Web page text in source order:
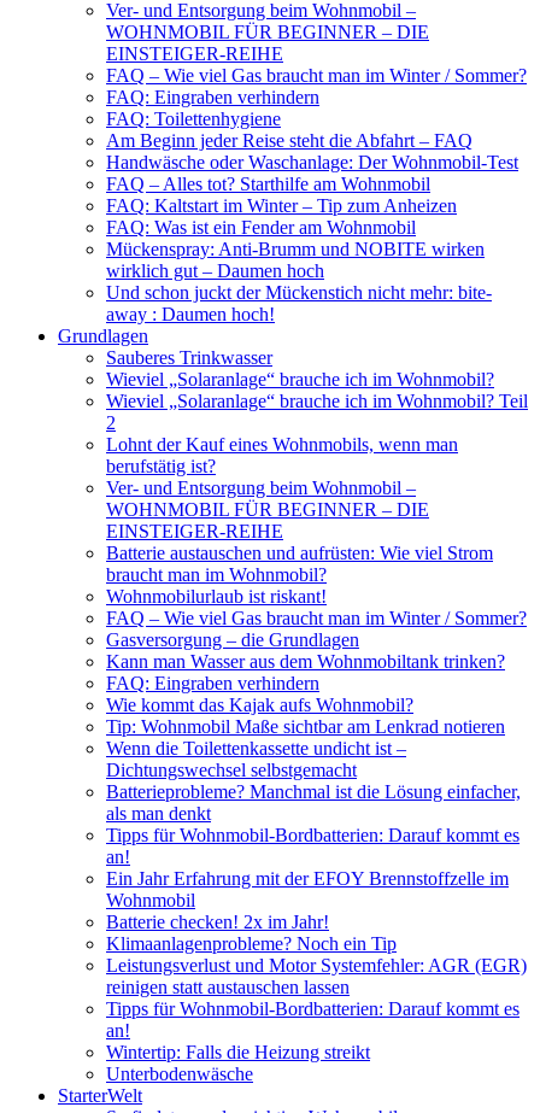
Ver- und Entsorgung beim Wohnmobil –
WOHNMOBIL FÜR BEGINNER – DIE
EINSTEIGER-REIHE
FAQ – Wie viel Gas braucht man im Winter / Sommer?
FAQ: Eingraben verhindern
FAQ: Toilettenhygiene
Am Beginn jeder Reise steht die Abfahrt – FAQ
Handwäsche oder Waschanlage: Der Wohnmobil-Test
FAQ – Alles tot? Starthilfe am Wohnmobil
FAQ: Kaltstart im Winter – Tip zum Anheizen
FAQ: Was ist ein Fender am Wohnmobil
Mückenspray: Anti-Brumm und NOBITE wirken
wirklich gut – Daumen hoch
Und schon juckt der Mückenstich nicht mehr: bite-
away : Daumen hoch!
Grundlagen
Sauberes Trinkwasser
Wieviel „Solaranlage“ brauche ich im Wohnmobil?
Wieviel „Solaranlage“ brauche ich im Wohnmobil? Teil
2
Lohnt der Kauf eines Wohnmobils, wenn man
berufstätig ist?
Ver- und Entsorgung beim Wohnmobil –
WOHNMOBIL FÜR BEGINNER – DIE
EINSTEIGER-REIHE
Batterie austauschen und aufrüsten: Wie viel Strom
braucht man im Wohnmobil?
Wohnmobilurlaub ist riskant!
FAQ – Wie viel Gas braucht man im Winter / Sommer?
Gasversorgung – die Grundlagen
Kann man Wasser aus dem Wohnmobiltank trinken?
FAQ: Eingraben verhindern
Wie kommt das Kajak aufs Wohnmobil?
Tip: Wohnmobil Maße sichtbar am Lenkrad notieren
Wenn die Toilettenkassette undicht ist –
Dichtungswechsel selbstgemacht
Batterieprobleme? Manchmal ist die Lösung einfacher,
als man denkt
Tipps für Wohnmobil-Bordbatterien: Darauf kommt es
an!
Ein Jahr Erfahrung mit der EFOY Brennstoffzelle im
Wohnmobil
Batterie checken! 2x im Jahr!
Klimaanlagenprobleme? Noch ein Tip
Leistungsverlust und Motor Systemfehler: AGR (EGR)
reinigen statt austauschen lassen
Tipps für Wohnmobil-Bordbatterien: Darauf kommt es
an!
Wintertip: Falls die Heizung streikt
Unterbodenwäsche
StarterWelt